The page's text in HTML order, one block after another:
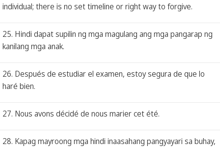
individual; there is no set timeline or right way to forgive.
25. Hindi dapat supilin ng mga magulang ang mga pangarap ng
kanilang mga anak.
26. Después de estudiar el examen, estoy segura de que lo
haré bien.
27. Nous avons décidé de nous marier cet été.
28. Kapag mayroong mga hindi inaasahang pangyayari sa buhay,